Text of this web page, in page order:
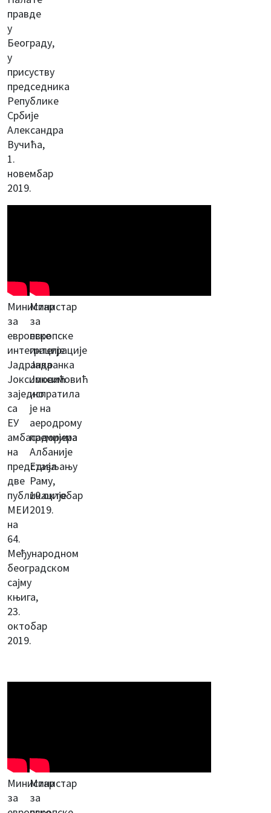
правде
у
Београду,
у
присуству
председника
Републике
Србије
Александра
Вучића,
1.
новембар
2019.
Министар
за
европске
интеграције
Јадранка
Јоксимовић
заједно
са
ЕУ
амбасадорима
на
представљању
две
публикације
МЕИ
на
64.
Међународном
београдском
сајму
књига,
23.
октобар
2019.
Министар
за
европске
интеграције
Јадранка
Јоксимовић
испратила
је на
аеродрому
премијера
Албаније
Едија
Раму,
10.октобар
2019.
Министар
за
Министар
за